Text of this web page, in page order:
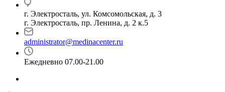
г. Электросталь, ул. Комсомольская, д. 3
г. Электросталь, пр. Ленина, д. 2 к.5
administrator@medinacenter.ru
Ежедневно 07.00-21.00